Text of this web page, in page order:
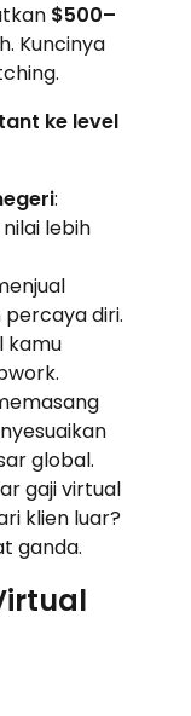
$500–
Kuncinya
ke level
:
lebih
diri.
kamu
global.
gaji virtual
klien luar?
ganda.